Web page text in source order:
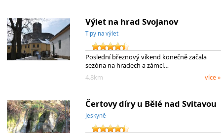
Výlet na hrad Svojanov
Tipy na výlet
Poslední březnový víkend konečně začala
sezóna na hradech a zámcí…
4.8km
více »
Čertovy díry u Bělé nad Svitavou
Jeskyně